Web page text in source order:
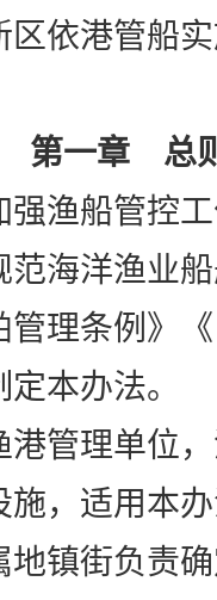
区依港管船
第一章 总
渔船管控工
范海洋渔业
管理条例》
本办法。
管理单位，
施，适用本
地镇街负责